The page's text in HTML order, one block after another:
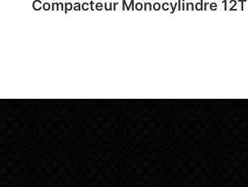
Compacteur Monocylindre 12T